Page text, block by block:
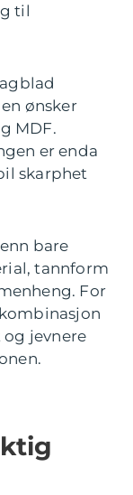
til
ønsker
MDF.
er enda
skarphet
bare
tannform
For
jevnere